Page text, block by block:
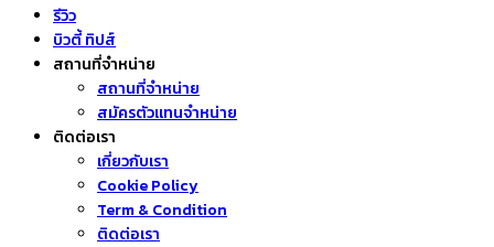
รีวิว
บิวตี้ ทิปส์
สถานที่จำหน่าย
สถานที่จำหน่าย
สมัครตัวแทนจำหน่าย
ติดต่อเรา
เกี่ยวกับเรา
Cookie Policy
Term & Condition
ติดต่อเรา